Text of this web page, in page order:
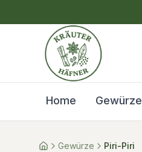
Home Gewürze
Gewürze Piri-Piri